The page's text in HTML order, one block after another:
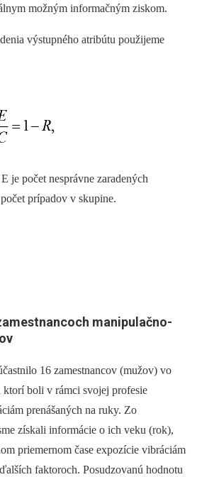
možným informačným ziskom.
výstupného atribútu použijeme
je počet nesprávne zaradených
prípadov v skupine.
manipulačno-
16 zamestnancov (mužov) vo
boli v rámci svojej profesie
prenášaných na ruky. Zo
získali informácie o ich veku (rok),
priemernom čase expozície vibráciám
faktoroch. Posudzovanú hodnotu